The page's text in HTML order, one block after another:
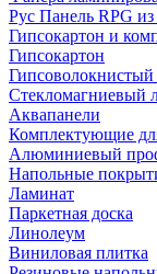
Рус Панель RPG
Гипсокартон и
Гипсокартон
Стекломагниевый
Аквапанели
Комплектующие
Алюминиевый
Напольные
Ламинат
Паркетная доска
Линолеум
Виниловая плитка